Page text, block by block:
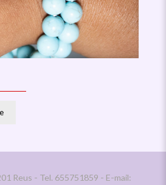
Reus - Tel. 655751859 - E-mail: